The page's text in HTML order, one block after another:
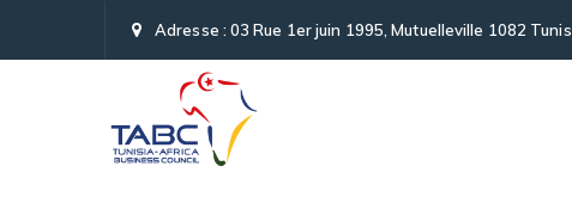
Adresse : 03 Rue 1er juin 1995, Mutuelleville 1082 Tunis